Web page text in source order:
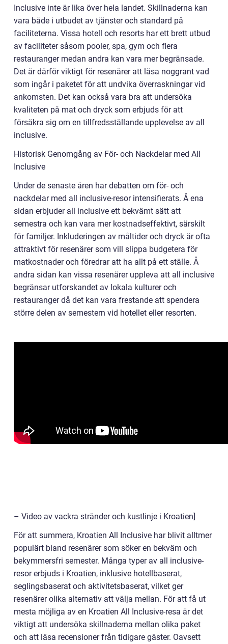
Inclusive inte är lika över hela landet. Skillnaderna kan
vara både i utbudet av tjänster och standard på
faciliteterna. Vissa hotell och resorts har ett brett utbud
av faciliteter såsom pooler, spa, gym och flera
restauranger medan andra kan vara mer begränsade.
Det är därför viktigt för resenärer att läsa noggrant vad
som ingår i paketet för att undvika överraskningar vid
ankomsten. Det kan också vara bra att undersöka
kvaliteten på mat och dryck som erbjuds för att
försäkra sig om en tillfredsställande upplevelse av all
inclusive.
Historisk Genomgång av För- och Nackdelar med All
Inclusive
Under de senaste åren har debatten om för- och
nackdelar med all inclusive-resor intensifierats. Å ena
sidan erbjuder all inclusive ett bekvämt sätt att
semestra och kan vara mer kostnadseffektivt, särskilt
för familjer. Inkluderingen av måltider och dryck är ofta
attraktivt för resenärer som vill slippa budgetera för
matkostnader och föredrar att ha allt på ett ställe. Å
andra sidan kan vissa resenärer uppleva att all inclusive
begränsar utforskandet av lokala kulturer och
restauranger då det kan vara frestande att spendera
större delen av semestern vid hotellet eller resorten.
– Video av vackra stränder och kustlinje i Kroatien]
För att summera, Kroatien All Inclusive har blivit alltmer
populärt bland resenärer som söker en bekväm och
bekymmersfri semester. Många typer av all inclusive-
resor erbjuds i Kroatien, inklusive hotellbaserat,
seglingsbaserat och aktivitetsbaserat, vilket ger
resenärer olika alternativ att välja mellan. För att få ut
mesta möjliga av en Kroatien All Inclusive-resa är det
viktigt att undersöka skillnaderna mellan olika paket
och att läsa recensioner från tidigare gäster. Oavsett